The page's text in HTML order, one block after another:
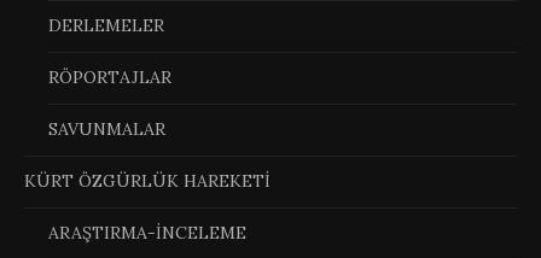
DERLEMELER
RÖPORTAJLAR
SAVUNMALAR
KÜRT ÖZGÜRLÜK HAREKETİ
ARAŞTIRMA-İNCELEME